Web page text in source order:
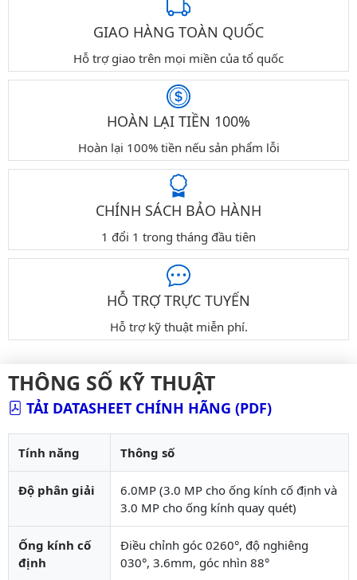
GIAO HÀNG TOÀN QUỐC
Hỗ trợ giao trên mọi miền của tổ quốc
HOÀN LẠI TIỀN 100%
Hoàn lại 100% tiền nếu sản phẩm lỗi
CHÍNH SÁCH BẢO HÀNH
1 đổi 1 trong tháng đầu tiên
HỖ TRỢ TRỰC TUYẾN
Hỗ trợ kỹ thuật miễn phí.
THÔNG SỐ KỸ THUẬT
TẢI DATASHEET CHÍNH HÃNG (PDF)
Tính năng Thông số
Độ phân giải
6.0MP (3.0 MP cho ống kính cố định và
3.0 MP cho ống kính quay quét)
Ống kính cố
định
Điều chỉnh góc 0260°, độ nghiêng
030°, 3.6mm, góc nhìn 88°